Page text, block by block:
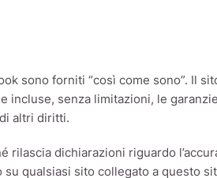
sono forniti “così come sono”. Il
incluse, senza limitazioni, le
altri diritti.
rilascia dichiarazioni riguardo
qualsiasi sito collegato a questo